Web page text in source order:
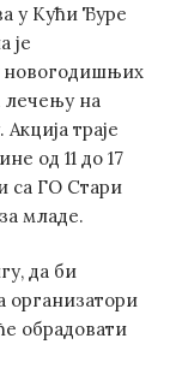
у Кући Ђуре
је
новогодишњих
лечењу на
траје
од 11 до 17
са ГО Стари
младе.
да би
организатори
обрадовати